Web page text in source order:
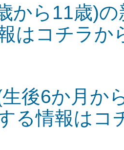
から11歳)
はコチラか
後6か月か
る情報はコ